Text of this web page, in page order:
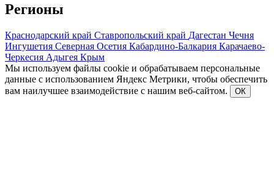
Регионы
Краснодарский край Ставропольский край Дагестан Чечня
Ингушетия Северная Осетия Кабардино-Балкария Карачаево-
Черкесия Адыгея Крым
Мы используем файлы cookie и обрабатываем персональные
данные с использованием Яндекс Метрики, чтобы обеспечить
вам наилучшее взаимодействие с нашим веб-сайтом.
ОК